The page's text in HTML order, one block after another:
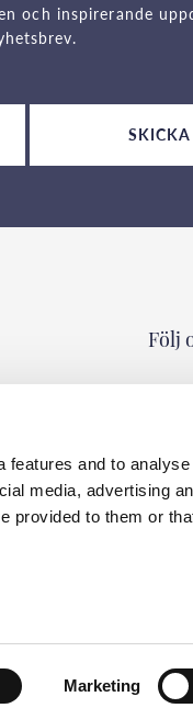
features and to analyse
media, advertising
provided to them or
Marketing
och inspirerande
SKICKA
Följ
TikTok